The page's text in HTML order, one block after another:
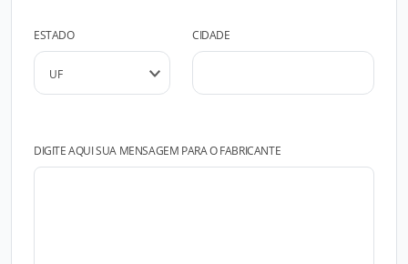
ESTADO CIDADE
DIGITE AQUI SUA MENSAGEM PARA O FABRICANTE